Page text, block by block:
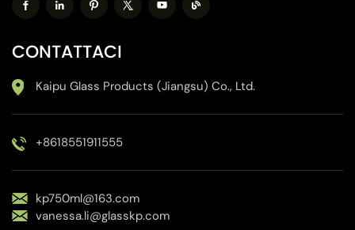
CONTATTACI
Kaipu Glass Products (Jiangsu) Co., Ltd.
+8618551911555
kp750ml@163.com
vanessa.li@glasskp.com